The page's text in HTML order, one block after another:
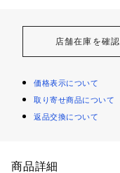
店舗在庫を確認
価格表示について
取り寄せ商品について
返品交換について
商品詳細